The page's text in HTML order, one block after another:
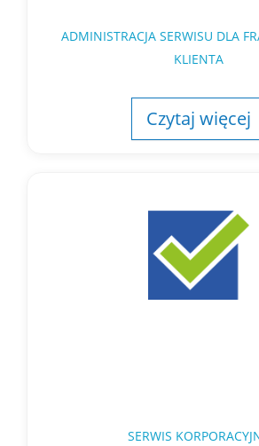
ADMINISTRACJA SERWISU DLA
KLIENTA
Czytaj więcej
SERWIS